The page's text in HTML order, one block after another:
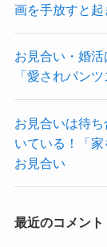
画を手放すと
お見合い・婚
「愛されパン
お見合いは待
いている！「
お見合い
最近のコメント